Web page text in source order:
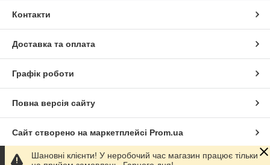
Контакти
Доставка та оплата
Графік роботи
Повна версія сайту
Сайт створено на маркетплейсі Prom.ua
Політика конфіденційності
Шановні клієнти! У неробочий час магазин працює тільки